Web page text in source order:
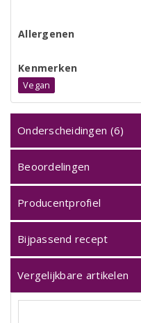
Allergenen
Kenmerken
Vegan
Onderscheidingen (6)
Beoordelingen
Producentprofiel
Bijpassend recept
Vergelijkbare artikelen